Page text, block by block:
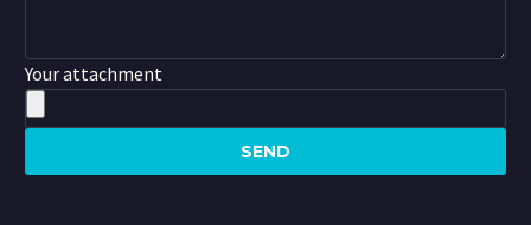
Your attachment